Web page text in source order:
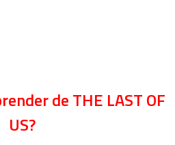
de THE LAST OF
US?